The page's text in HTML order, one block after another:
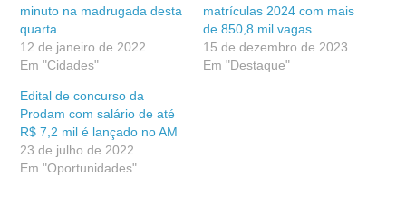
minuto na madrugada desta
quarta
12 de janeiro de 2022
Em "Cidades"
matrículas 2024 com mais
de 850,8 mil vagas
15 de dezembro de 2023
Em "Destaque"
Edital de concurso da
Prodam com salário de até
R$ 7,2 mil é lançado no AM
23 de julho de 2022
Em "Oportunidades"